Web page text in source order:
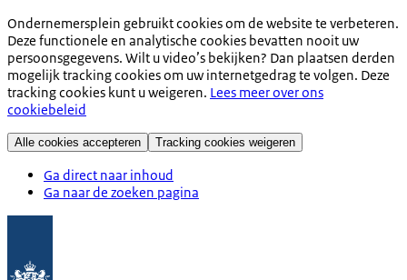
Ondernemersplein gebruikt cookies om de website te verbeteren.
Deze functionele en analytische cookies bevatten nooit uw
persoonsgegevens. Wilt u video’s bekijken? Dan plaatsen derden
mogelijk tracking cookies om uw internetgedrag te volgen. Deze
tracking cookies kunt u weigeren. Lees meer over ons
cookiebeleid
Alle cookies accepteren Tracking cookies weigeren
Ga direct naar inhoud
Ga naar de zoeken pagina